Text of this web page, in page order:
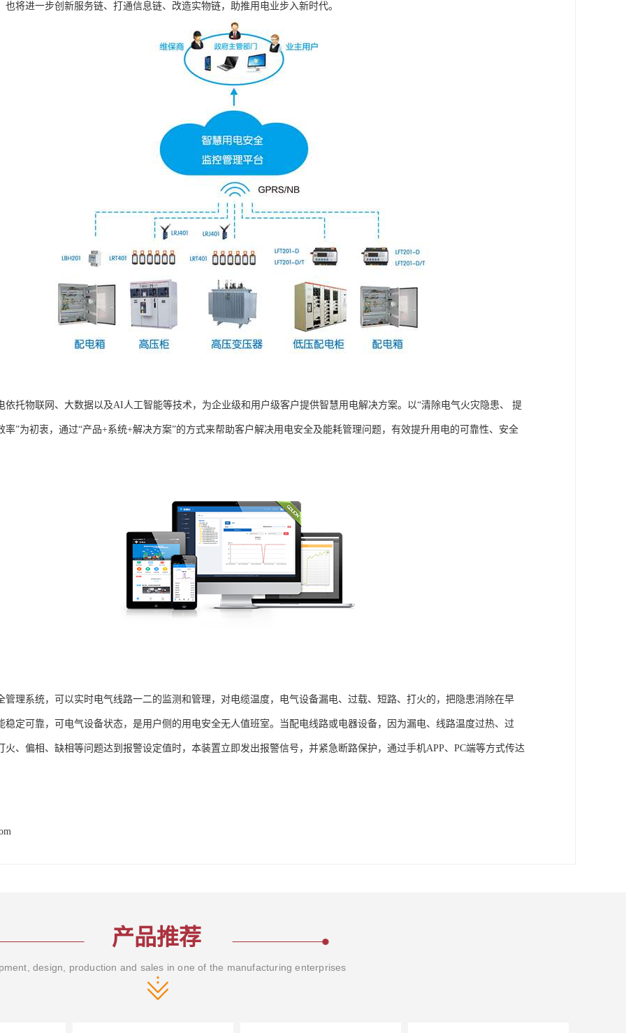
也将进一步创新服务链、打通信息链、改造实物链，助推用电业步入新时代。
依托物联网、大数据以及AI人工智能等技术，为企业级和用户级客户提供智慧用电解决方案。以“清除电气火灾隐患、 提
率”为初衷，通过“产品+系统+解决方案”的方式来帮助客户解决用电安全及能耗管理问题，有效提升用电的可靠性、安全
管理系统，可以实时电气线路一二的监测和管理，对电缆温度，电气设备漏电、过载、短路、打火的，把隐患消除在早
稳定可靠，可电气设备状态，是用户侧的用电安全无人值班室。当配电线路或电器设备，因为漏电、线路温度过热、过
火、偏相、缺相等问题达到报警设定值时，本装置立即发出报警信号，并紧急断路保护，通过手机APP、PC端等方式传达
产品推荐
design, production and sales in one of the manufacturing enterprises